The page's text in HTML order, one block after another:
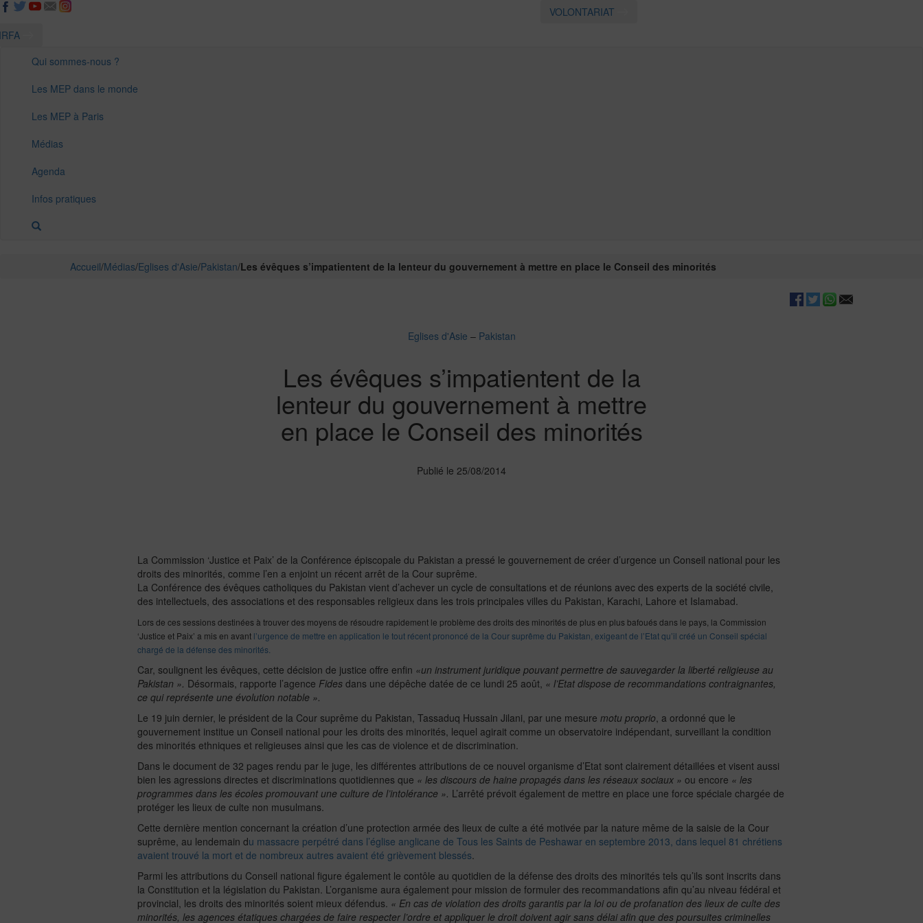
VOLONTARIAT
Qui sommes-nous ?
Les MEP dans le monde
Les MEP à Paris
Médias
Agenda
Infos pratiques
Accueil/Médias/Eglises d'Asie/Pakistan/Les évêques s’impatientent de la lenteur du gouvernement à mettre en place le Conseil des minorités
Eglises d'Asie – Pakistan
Les évêques s’impatientent de la
lenteur du gouvernement à mettre
en place le Conseil des minorités
Publié le 25/08/2014
La Commission ‘Justice et Paix’ de la Conférence épiscopale du Pakistan a pressé le gouvernement de créer d’urgence un Conseil national pour les
droits des minorités, comme l’en a enjoint un récent arrêt de la Cour suprême.
La Conférence des évêques catholiques du Pakistan vient d’achever un cycle de consultations et de réunions avec des experts de la société civile,
des intellectuels, des associations et des responsables religieux dans les trois principales villes du Pakistan, Karachi, Lahore et Islamabad.
Lors de ces sessions destinées à trouver des moyens de résoudre rapidement le problème des droits des minorités de plus en plus bafoués dans le pays, la Commission
‘Justice et Paix’ a mis en avant l’urgence de mettre en application le tout récent prononcé de la Cour suprême du Pakistan, exigeant de l’Etat qu’il créé un Conseil spécial
chargé de la défense des minorités.
Car, soulignent les évêques, cette décision de justice offre enfin «un instrument juridique pouvant permettre de sauvegarder la liberté religieuse au
Pakistan ». Désormais, rapporte l’agence Fidesdans une dépêche datée de ce lundi 25 août, « l’Etat dispose de recommandations contraignantes,
ce qui représente une évolution notable ».
Le 19 juin dernier, le président de la Cour suprême du Pakistan, Tassaduq Hussain Jilani, par une mesure motu proprio, a ordonné que le
gouvernement institue un Conseil national pour les droits des minorités, lequel agirait comme un observatoire indépendant, surveillant la condition
des minorités ethniques et religieuses ainsi que les cas de violence et de discrimination.
Dans le document de 32 pages rendu par le juge, les différentes attributions de ce nouvel organisme d’Etat sont clairement détaillées et visent aussi
bien les agressions directes et discriminations quotidiennes que « les discours de haine propagés dans les réseaux sociaux » ou encore « les
programmes dans les écoles promouvant une culture de l’intolérance ». L’arrêté prévoit également de mettre en place une force spéciale chargée de
protéger les lieux de culte non musulmans.
Cette dernière mention concernant la création d’une protection armée des lieux de culte a été motivée par la nature même de la saisie de la Cour
suprême, au lendemain du massacre perpétré dans l’église anglicane de Tous les Saints de Peshawar en septembre 2013, dans lequel 81 chrétiens
avaient trouvé la mort et de nombreux autres avaient été grièvement blessés.
Parmi les attributions du Conseil national figure également le contôle au quotidien de la défense des droits des minorités tels qu’ils sont inscrits dans
la Constitution et la législation du Pakistan. L’organisme aura également pour mission de formuler des recommandations afin qu’au niveau fédéral et
provincial, les droits des minorités soient mieux défendus. « En cas de violation des droits garantis par la loi ou de profanation des lieux de culte des
minorités, les agences étatiques chargées de faire respecter l’ordre et appliquer le droit doivent agir sans délai afin que des poursuites criminelles